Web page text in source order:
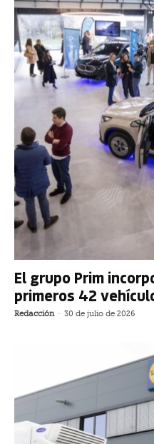
El grupo Prim
primeros 42
Redacción - 30 de julio de 2026